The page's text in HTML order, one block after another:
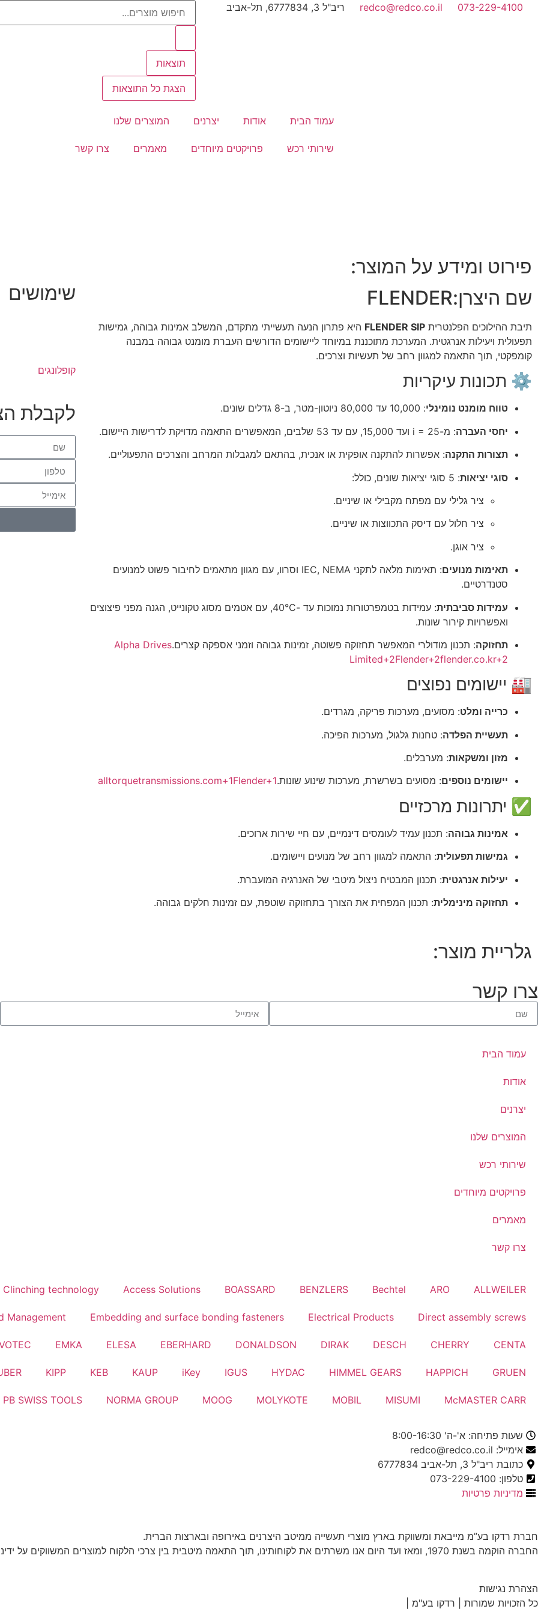
073-229-4100
redco@redco.co.il ריב"ל 3, 6777834, תל-אביב
תוצאות
הצגת כל התוצאות
עמוד הבית אודות יצרנים המוצרים שלנו
שירותי רכש פרויקטים מיוחדים מאמרים צרו קשר
פירוט ומידע על המוצר:
שם היצרן:FLENDER
תיבת ההילוכים הפלנטרית FLENDER SIP היא פתרון הנעה תעשייתי מתקדם, המשלב אמינות גבוהה, גמישות
תפעולית ויעילות אנרגטית. המערכת מתוכננת במיוחד ליישומים הדורשים העברת מומנט גבוהה במבנה
קומפקטי, תוך התאמה למגוון רחב של תעשיות וצרכים.
⚙️ תכונות עיקריות
טווח מומנט נומינלי: 10,000 עד 80,000 ניוטון-מטר, ב-8 גדלים שונים.
יחסי העברה: מ-i = 25 ועד 15,000, עם עד 53 שלבים, המאפשרים התאמה מדויקת לדרישות היישום.
תצורות התקנה: אפשרות להתקנה אופקית או אנכית, בהתאם למגבלות המרחב והצרכים התפעוליים.
סוגי יציאות: 5 סוגי יציאות שונים, כולל:
ציר גלילי עם מפתח מקבילי או שיניים.
ציר חלול עם דיסק התכווצות או שיניים.
ציר אוגן.
תאימות מנועים:
תאימות מלאה לתקני IEC, NEMA וסרוו, עם מגוון מתאמים לחיבור פשוט למנועים
סטנדרטיים.
עמידות סביבתית:
עמידות בטמפרטורות נמוכות עד -40°C, עם אטמים מסוג טקונייט, הגנה מפני פיצוצים
ואפשרויות קירור שונות.
תחזוקה: תכנון מודולרי המאפשר תחזוקה פשוטה, זמינות גבוהה וזמני אספקה קצרים.Alpha Drives
Limited+2Flender+2flender.co.kr+2
🏭 יישומים נפוצים
כרייה ומלט: מסועים, מערכות פריקה, מגרדים.
תעשיית הפלדה: טחנות גלגול, מערכות הפיכה.
מזון ומשקאות: מערבלים.
יישומים נוספים: מסועים בשרשרת, מערכות שינוע שונות. alltorquetransmissions.com+1Flender+1
✅ יתרונות מרכזיים
אמינות גבוהה: תכנון עמיד לעומסים דינמיים, עם חיי שירות ארוכים.
גמישות תפעולית: התאמה למגוון רחב של מנועים ויישומים.
יעילות אנרגטית: תכנון המבטיח ניצול מיטבי של האנרגיה המועברת.
תחזוקה מינימלית: תכנון המפחית את הצורך בתחזוקה שוטפת, עם זמינות חלקים גבוהה.
גלריית מוצר:
שימושים
קופלונגים
לקבלת
צרו קשר
עמוד הבית
אודות
יצרנים
המוצרים שלנו
שירותי רכש
פרויקטים מיוחדים
מאמרים
צרו קשר
ALLWEILER
ARO
Bechtel
BENZLERS
BOASSARD
Access Solutions
Clinching technology
Direct assembly screws
Electrical Products
Embedding and surface bonding fasteners
Management
CENTA
CHERRY
DESCH
DIRAK
DONALDSON
EBERHARD
ELESA
EMKA
GRUEN
HAPPICH
HIMMEL GEARS
HYDAC
IGUS
iKey
KAUP
KEB
KIPP
McMASTER CARR
MISUMI
MOBIL
MOLYKOTE
MOOG
NORMA GROUP
PB SWISS TOOLS
שעות פתיחה: א'-ה' 8:00-16:30
אימייל: redco@redco.co.il
כתובת ריב"ל 3, תל-אביב 6777834
טלפון: 073-229-4100
מדיניות פרטיות
חברת רדקו בע”מ מייבאת ומשווקת בארץ מוצרי תעשייה ממיטב היצרנים באירופה ובארצות הברית.
החברה הוקמה בשנת 1970, ומאז ועד היום אנו משרתים את לקוחותינו, תוך התאמה מיטבית בין צרכי הלקוח למוצרים המשווקים על ידינו.
הצהרת נגישות
כל הזכויות שמורות | רדקו בע"מ |